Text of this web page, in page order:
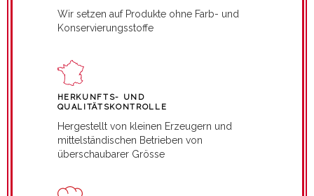
Wir setzen auf Produkte ohne Farb- und
Konservierungsstoffe
HERKUNFTS- UND
QUALITÄTSKONTROLLE
Hergestellt von kleinen Erzeugern und
mittelständischen Betrieben von
überschaubarer Grösse